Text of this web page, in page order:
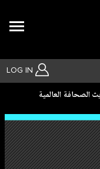
LOG IN
بحث متقدم
الصحافة العالمية